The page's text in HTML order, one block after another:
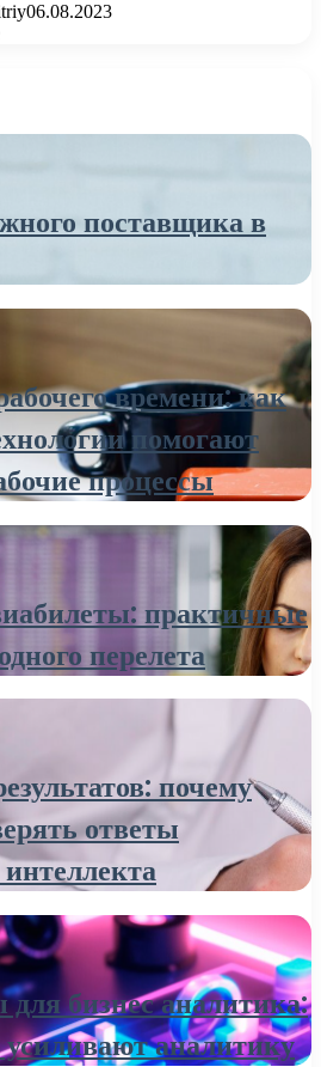
06.08.2023
поставщика в
времени: как
помогают
процессы
практичные
перелета
почему
ответы
бизнес аналитика:
аналитику